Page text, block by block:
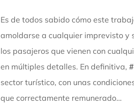
Es de todos sabido cómo este
amoldarse a cualquier imprevisto y
los pasajeros que vienen con
en múltiples detalles. En definitiva,
sector turístico, con unas
que correctamente remunerado…